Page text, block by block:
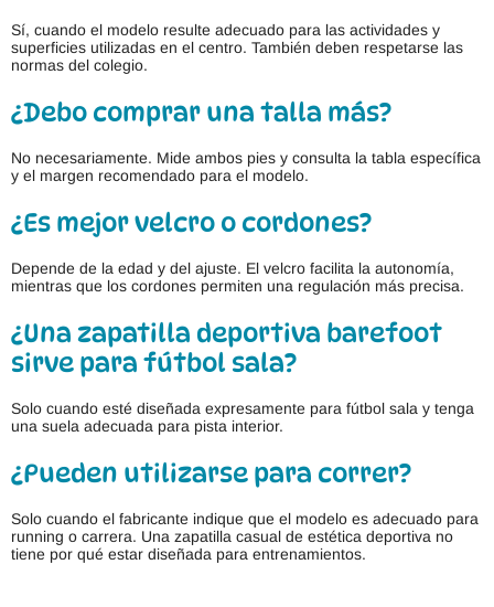
Sí, cuando el modelo resulte adecuado para las actividades y
superficies utilizadas en el centro. También deben respetarse las
normas del colegio.
¿Debo comprar una talla más?
No necesariamente. Mide ambos pies y consulta la tabla específica
y el margen recomendado para el modelo.
¿Es mejor velcro o cordones?
Depende de la edad y del ajuste. El velcro facilita la autonomía,
mientras que los cordones permiten una regulación más precisa.
¿Una zapatilla deportiva barefoot
sirve para fútbol sala?
Solo cuando esté diseñada expresamente para fútbol sala y tenga
una suela adecuada para pista interior.
¿Pueden utilizarse para correr?
Solo cuando el fabricante indique que el modelo es adecuado para
running o carrera. Una zapatilla casual de estética deportiva no
tiene por qué estar diseñada para entrenamientos.